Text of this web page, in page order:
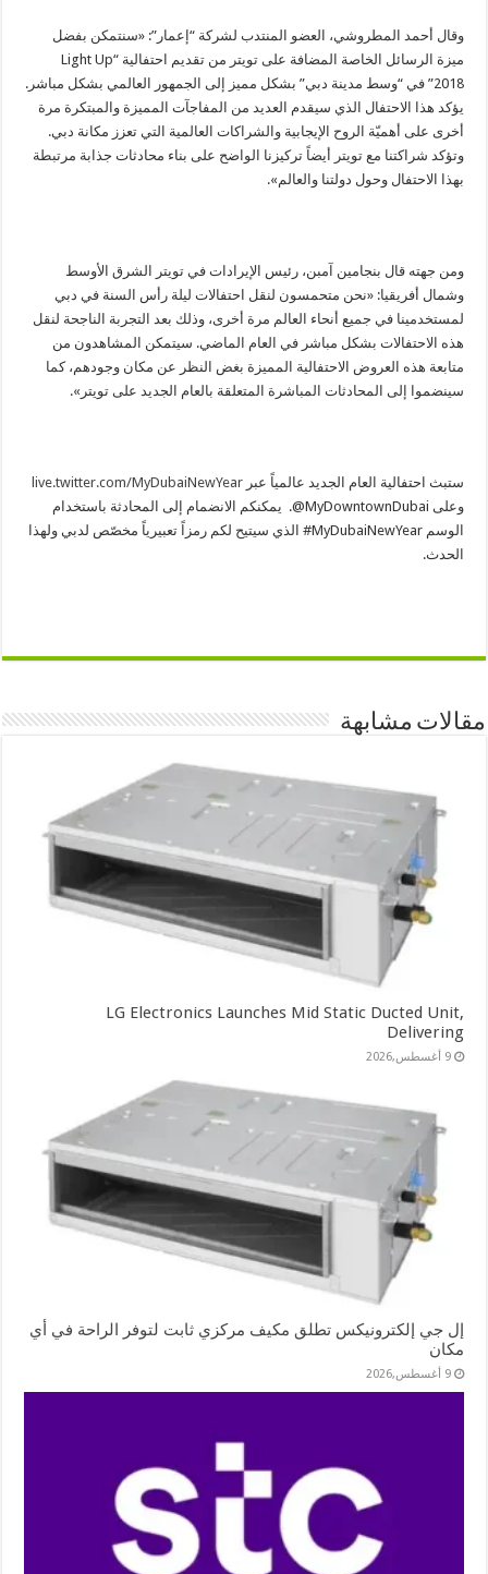
وقال أحمد المطروشي، العضو المنتدب لشركة “إعمار”: «سنتمكن بفضل
ميزة الرسائل الخاصة المضافة على تويتر من تقديم احتفالية “Light Up
2018” في “وسط مدينة دبي” بشكل مميز إلى الجمهور العالمي بشكل مباشر.
يؤكد هذا الاحتفال الذي سيقدم العديد من المفاجآت المميزة والمبتكرة مرة
أخرى على أهميّة الروح الإيجابية والشراكات العالمية التي تعزز مكانة دبي.
وتؤكد شراكتنا مع تويتر أيضاً تركيزنا الواضح على بناء محادثات جذابة مرتبطة
بهذا الاحتفال وحول دولتنا والعالم».
ومن جهته قال بنجامين آمبن، رئيس الإيرادات في تويتر الشرق الأوسط
وشمال أفريقيا: «نحن متحمسون لنقل احتفالات ليلة رأس السنة في دبي
لمستخدمينا في جميع أنحاء العالم مرة أخرى، وذلك بعد التجربة الناجحة لنقل
هذه الاحتفالات بشكل مباشر في العام الماضي. سيتمكن المشاهدون من
متابعة هذه العروض الاحتفالية المميزة بغض النظر عن مكان وجودهم، كما
سينضموا إلى المحادثات المباشرة المتعلقة بالعام الجديد على تويتر».
ستبث احتفالية العام الجديد عالمياً عبر live.twitter.com/MyDubaiNewYear
وعلى MyDowntownDubai@. يمكنكم الانضمام إلى المحادثة باستخدام
الوسم MyDubaiNewYear# الذي سيتيح لكم رمزاً تعبيرياً مخصّص لدبي ولهذا
الحدث.
مقالات مشابهة
LG Electronics Launches Mid Static Ducted Unit,
Delivering
9 أغسطس,2026
إل جي إلكترونيكس تطلق مكيف مركزي ثابت لتوفر الراحة في أي
مكان
9 أغسطس,2026